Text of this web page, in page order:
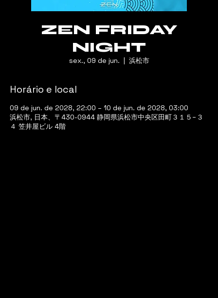
ZEN FRIDAY
NIGHT
sex., 09 de jun.
  |
浜松市
Horário e local
09 de jun. de 2028, 22:00 – 10 de jun. de 2028, 03:00
浜松市, 日本、〒430-0944 静岡県浜松市中央区田町３１５−３
４ 笠井屋ビル 4階